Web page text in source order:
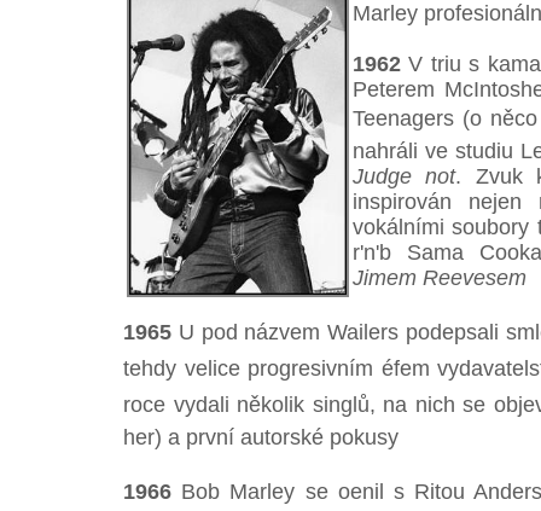
Marley
1962 V triu s
Peterem
Teenagers (o
nahráli ve studiu
Judge not. Zvuk
inspirován
vokálními soubory
r'n'b Sama
Jimem Reevesem
1965 U pod názvem Wailers podepsali
tehdy velice progresivním éfem
roce vydali několik singlů, na nich se
her) a první autorské pokusy
1966 Bob Marley se oenil s Ritou